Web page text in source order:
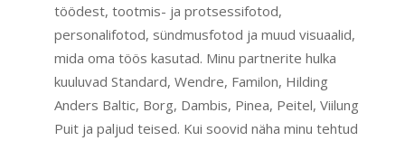
töödest, tootmis- ja protsessifotod,
personalifotod, sündmusfotod ja muud visuaalid,
mida oma töös kasutad. Minu partnerite hulka
kuuluvad Standard, Wendre, Familon, Hilding
Anders Baltic, Borg, Dambis, Pinea, Peitel, Viilung
Puit ja paljud teised. Kui soovid näha minu tehtud